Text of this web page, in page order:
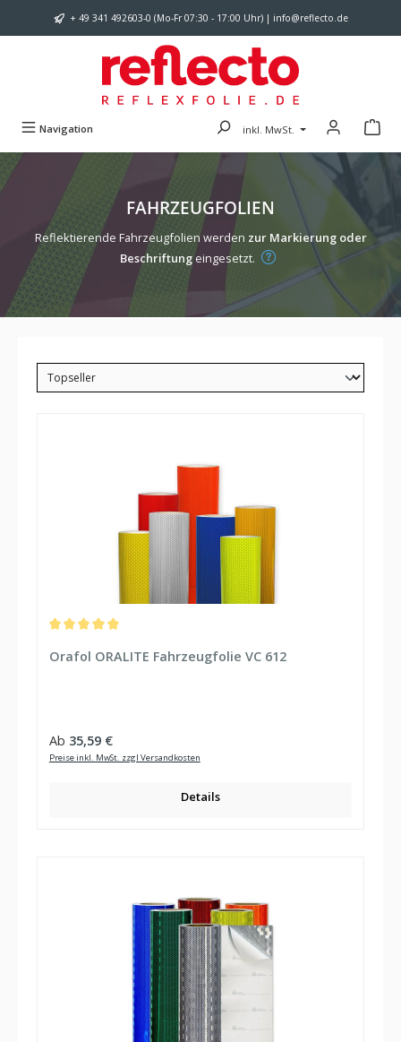
Zum Hauptinhalt springen
+ 49 341 492603-0 (Mo-Fr 07:30 - 17:00 Uhr) | info@reflecto.de
Navigation inkl. MwSt.
FAHRZEUGFOLIEN
Reflektierende Fahrzeugfolien werden zur Markierung oder
Beschriftungeingesetzt.
Orafol ORALITE Fahrzeugfolie VC 612
Regulärer Preis:
Ab 35,59 €
Preise inkl. MwSt. zzgl Versandkosten
Details